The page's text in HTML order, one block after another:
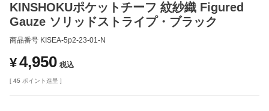
KINSHOKUポケットチーフ 紋紗織 Figured
Gauze ソリッドストライプ・ブラック
商品番号 KISEA-5p2-23-01-N
¥4,950 税込
[ 45 ポイント進呈 ]